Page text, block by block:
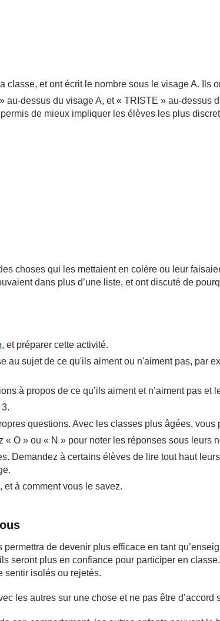
et ont écrit le nombre sous le visage A. Ils
au-dessus du visage A, et « TRISTE » au-
de mieux impliquer les élèves les plus
choses qui les mettaient en colère ou leur
dans plus d’une liste, et ont discuté de
, et préparer cette activité.
sujet de ce qu'ils aiment ou n'aiment pas, par
à propos de ce qu’ils aiment et n’aiment pas et
questions. Avec les classes plus âgées,
O » ou « N » pour noter les réponses sous leurs
Demandez à certains élèves de lire tout haut
à comment vous le savez.
de devenir plus efficace en tant
seront plus en confiance pour participer en
sentir isolés ou rejetés.
les autres sur une chose et ne pas être